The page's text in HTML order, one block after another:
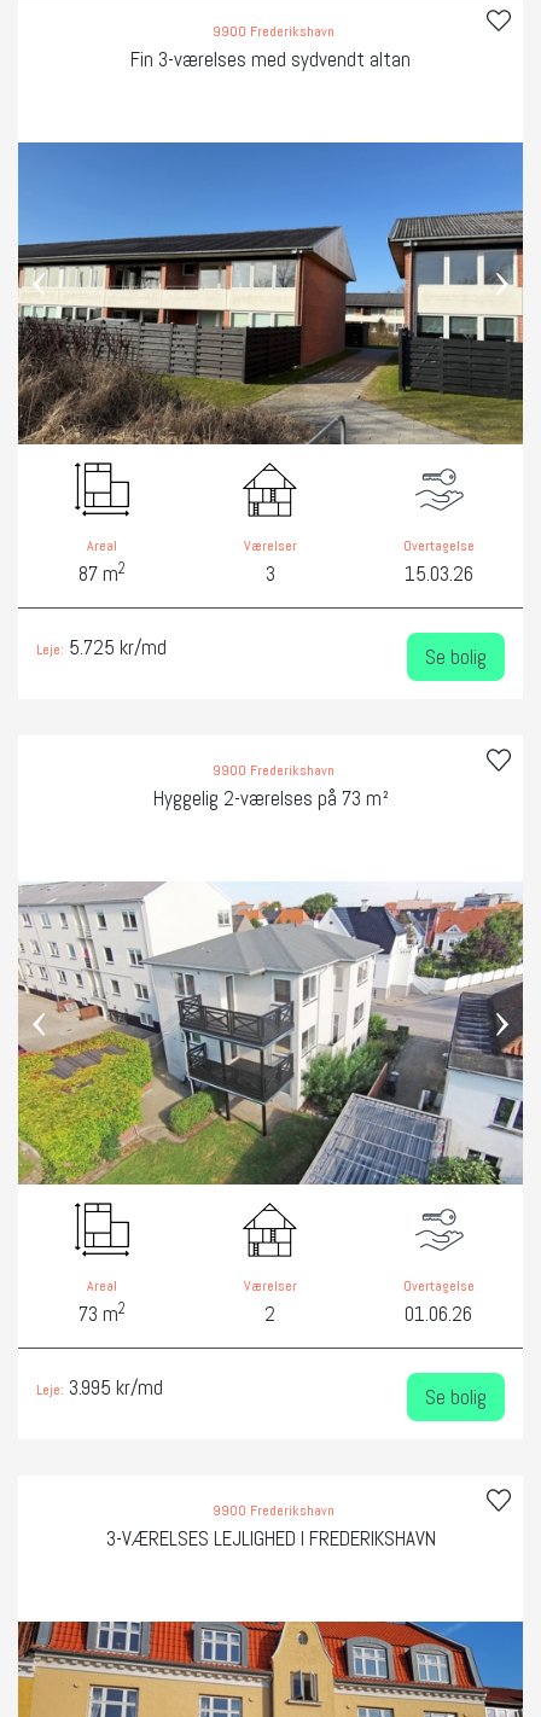
9900 Frederikshavn
Fin 3-værelses med sydvendt altan
‹ ›
Areal
87 m2
Værelser
3
Overtagelse
15.03.26
Leje: 5.725 kr/md Se bolig
9900 Frederikshavn
Hyggelig 2-værelses på 73 m²
‹ ›
Areal
73 m2
Værelser
2
Overtagelse
01.06.26
Leje: 3.995 kr/md Se bolig
9900 Frederikshavn
3-VÆRELSES LEJLIGHED I FREDERIKSHAVN